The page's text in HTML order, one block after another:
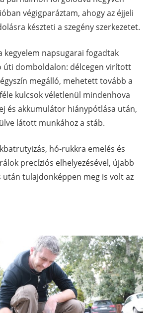
végigparáztam, ahogy az éjjeli
készteti a szegény szerkezetet.
kegyelem napsugarai fogadtak
úti domboldalon: délcegen virított
megálló, mehetett tovább a
kulcsok véletlenül mindenhova
és akkumulátor hiánypótlása után,
látott munkához a stáb.
hó-rukkra emelés és
precíziós elhelyezésével, újabb
tulajdonképpen meg is volt az